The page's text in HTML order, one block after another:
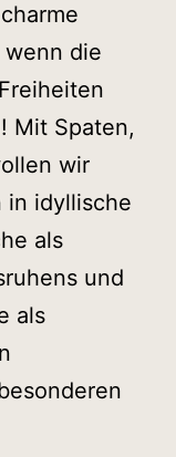
wenn die
Mit Spaten,
wir
in idyllische
als
und
als